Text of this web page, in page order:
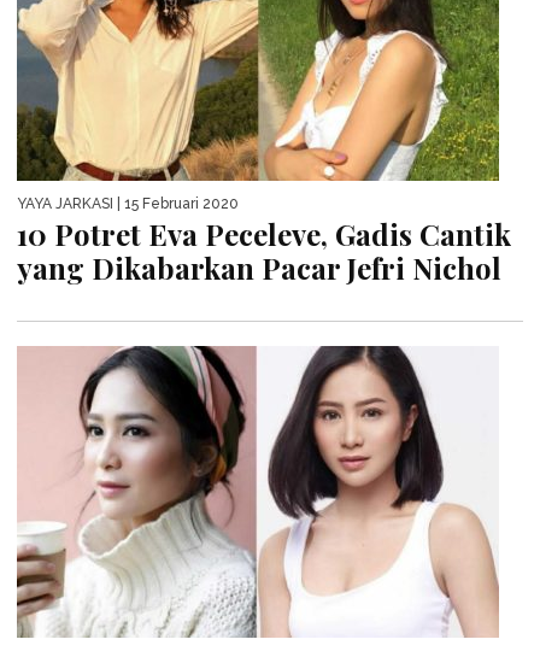
YAYA JARKASI | 15 Februari 2020
10 Potret Eva Peceleve, Gadis Cantik
yang Dikabarkan Pacar Jefri Nichol